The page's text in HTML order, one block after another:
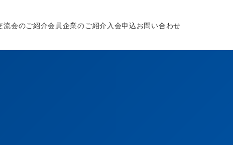
流会のご紹介会員企業のご紹介 入会申込お問い合わせ